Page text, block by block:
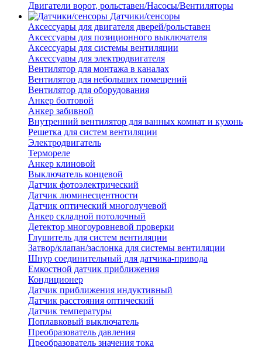
Двигатели ворот, рольставен/Насосы/Вентиляторы
Датчики/сенсоры
Аксессуары для двигателя дверей/рольставен
Аксессуары для позиционного выключателя
Аксессуары для системы вентиляции
Аксессуары для электродвигателя
Вентилятор для монтажа в каналах
Вентилятор для небольших помещений
Вентилятор для оборудования
Анкер болтовой
Анкер забивной
Внутренний вентилятор для ванных комнат и кухонь
Решетка для систем вентиляции
Электродвигатель
Термореле
Анкер клиновой
Выключатель концевой
Датчик фотоэлектрический
Датчик люминесцентности
Датчик оптический многолучевой
Анкер складной потолочный
Детектор многоуровневой проверки
Глушитель для систем вентиляции
Затвор/клапан/заслонка для системы вентиляции
Шнур соединительный для датчика-привода
Емкостной датчик приближения
Кондиционер
Датчик приближения индуктивный
Датчик расстояния оптический
Датчик температуры
Поплавковый выключатель
Преобразователь давления
Преобразователь значения тока